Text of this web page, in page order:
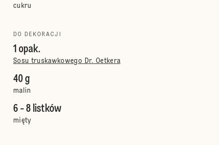
cukru
DO DEKORACJI
1 opak.
Sosu truskawkowego Dr. Oetkera
40 g
malin
6 - 8 listków
mięty